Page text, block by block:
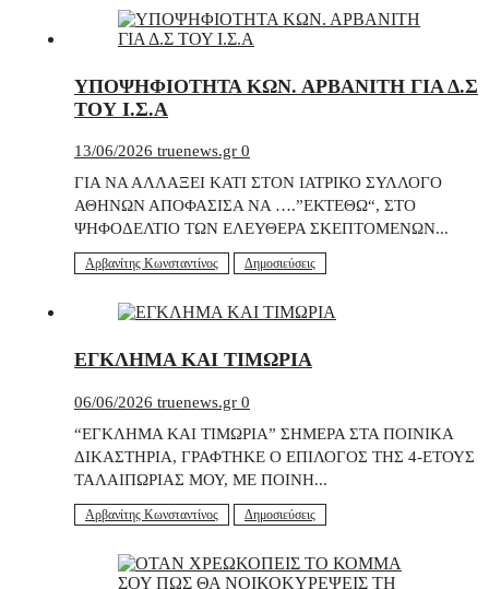
ΥΠΟΨΗΦΙΟΤΗΤΑ ΚΩΝ. ΑΡΒΑΝΙΤΗ ΓΙΑ Δ.Σ
ΤΟΥ Ι.Σ.Α
13/06/2026 truenews.gr 0
ΓΙΑ ΝΑ ΑΛΛΑΞΕΙ ΚΑΤΙ ΣΤΟΝ ΙΑΤΡΙΚΟ ΣΥΛΛΟΓΟ
ΑΘΗΝΩΝ ΑΠΟΦΑΣΙΣΑ ΝΑ ….”ΕΚΤΕΘΩ“, ΣΤΟ
ΨΗΦΟΔΕΛΤΙΟ ΤΩΝ ΕΛΕΥΘΕΡΑ ΣΚΕΠΤΟΜΕΝΩΝ...
Αρβανίτης Κωνσταντίνος Δημοσιεύσεις
ΕΓΚΛΗΜΑ ΚΑΙ ΤΙΜΩΡΙΑ
06/06/2026 truenews.gr 0
“ΕΓΚΛΗΜΑ ΚΑΙ ΤΙΜΩΡΙΑ” ΣΗΜΕΡΑ ΣΤΑ ΠΟΙΝΙΚΑ
ΔΙΚΑΣΤΗΡΙΑ, ΓΡΑΦΤΗΚΕ Ο ΕΠΙΛΟΓΟΣ ΤΗΣ 4-ΕΤΟΥΣ
ΤΑΛΑΙΠΩΡΙΑΣ ΜΟΥ, ΜΕ ΠΟΙΝΗ...
Αρβανίτης Κωνσταντίνος Δημοσιεύσεις